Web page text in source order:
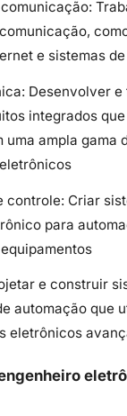
e sistemas
Desenvolver
integrados
uma ampla gama
controle: Criar
para
e construir
automação que
eletrônicos